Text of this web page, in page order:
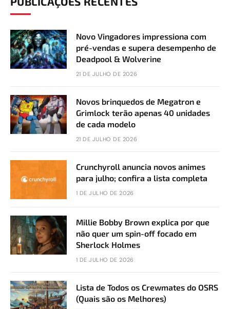
Novo Vingadores impressiona com
pré-vendas e supera desempenho de
Deadpool & Wolverine
21 DE JULHO DE 2026
Novos brinquedos de Megatron e
Grimlock terão apenas 40 unidades
de cada modelo
21 DE JULHO DE 2026
Crunchyroll anuncia novos animes
para julho; confira a lista completa
1 DE JULHO DE 2026
Millie Bobby Brown explica por que
não quer um spin-off focado em
Sherlock Holmes
1 DE JULHO DE 2026
Lista de Todos os Crewmates do OSRS
(Quais são os Melhores)